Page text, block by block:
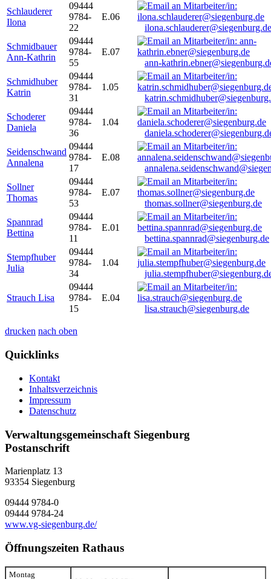
Schlauderer
Ilona
09444
9784-
22
E.06
ilona.schlauderer@siegenburg.de
Schmidbauer
Ann-Kathrin
09444
9784-
55
E.07
ann-
Schmidhuber
Katrin
09444
9784-
31
1.05
Schoderer
Daniela
09444
9784-
36
1.04
Seidenschwand
Annalena
09444
9784-
17
E.08
Sollner
Thomas
09444
9784-
53
E.07
thomas.sollner@siegenburg.de
Spannrad
Bettina
09444
9784-
11
E.01
bettina.spannrad@siegenburg.de
Stempfhuber
Julia
09444
9784-
34
1.04
Strauch Lisa
09444
9784-
15
E.04
lisa.strauch@siegenburg.de
drucken nach oben
Quicklinks
Kontakt
Inhaltsverzeichnis
Impressum
Datenschutz
Verwaltungsgemeinschaft Siegenburg
Postanschrift
Marienplatz 13
93354 Siegenburg
09444 9784-0
09444 9784-24
www.vg-siegenburg.de/
Öffnungszeiten Rathaus
Montag